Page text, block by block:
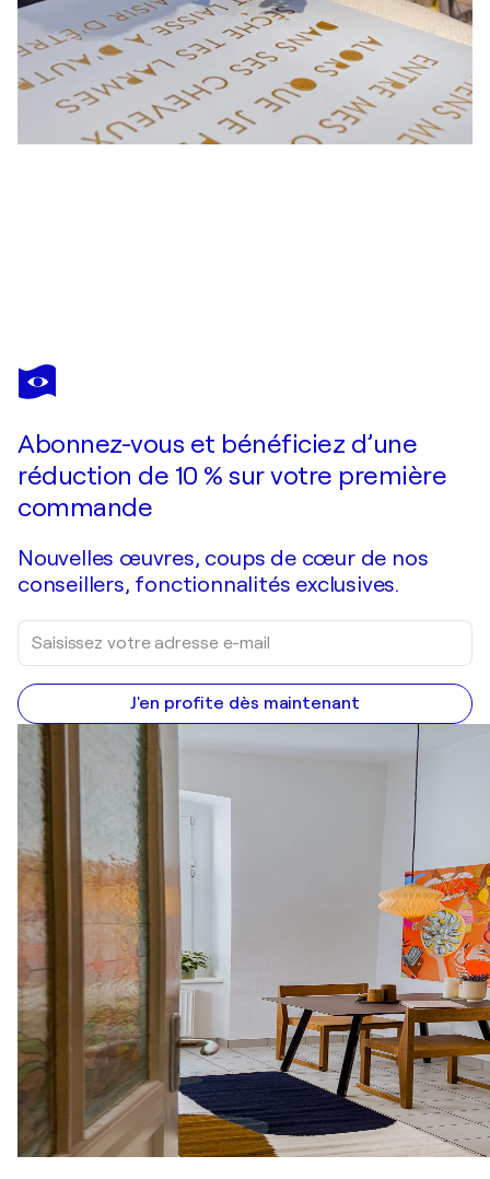
JÉRÔME CONSCIENCE
Dit eux
Abonnez-vous et bénéficiez d’une
réduction de 10 % sur votre première
commande
Nouvelles œuvres, coups de cœur de nos
conseillers, fonctionnalités exclusives.
J'en profite dès maintenant